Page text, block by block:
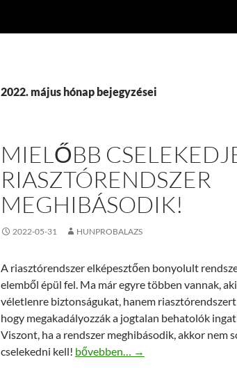
2022. május hónap bejegyzései
MIELŐBB
RIASZTÓRENDSZER
MEGHIBÁSODIK!
2022-05-31 HUNPROBALAZS
A riasztórendszer elképesztően bonyolult
elemből épül fel. Ma már egyre többen vannak,
véletlenre biztonságukat, hanem
hogy megakadályozzák a jogtalan behatolók
Viszont, ha a rendszer meghibásodik, akkor nem
cselekedni kell! Mielőbb cselekedjen, ha a
bővebben… →